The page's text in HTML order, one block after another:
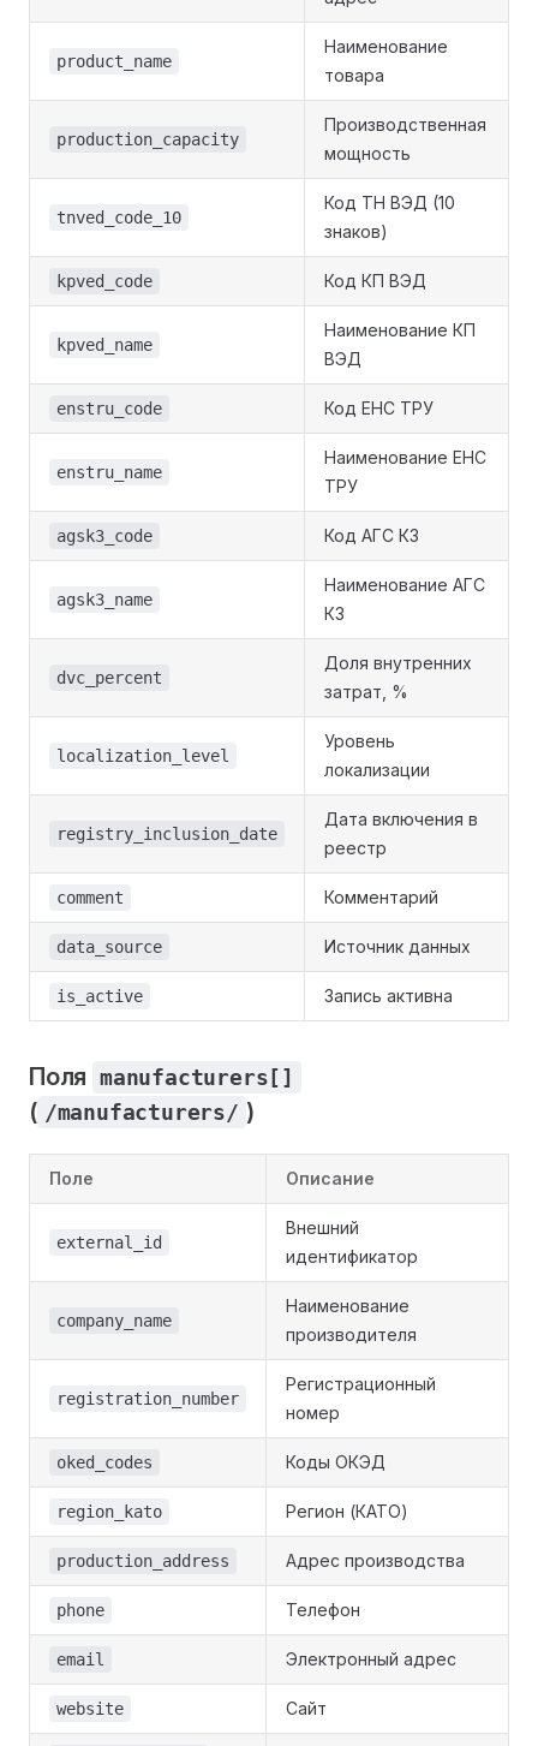
product_name
Наименование
товара
production_capacity
Производственная
мощность
tnved_code_10
Код ТН ВЭД (10
знаков)
kpved_code Код КП ВЭД
kpved_name
Наименование КП
ВЭД
enstru_code Код ЕНС ТРУ
enstru_name
Наименование ЕНС
ТРУ
agsk3_code Код АГС К3
agsk3_name
Наименование АГС
К3
dvc_percent
Доля внутренних
затрат, %
localization_level
Уровень
локализации
registry_inclusion_date
Дата включения в
реестр
comment Комментарий
data_source Источник данных
is_active Запись активна
Поля manufacturers[]
( /manufacturers/ )
Поле Описание
external_id
Внешний
идентификатор
company_name
Наименование
производителя
registration_number
Регистрационный
номер
oked_codes Коды ОКЭД
region_kato Регион (КАТО)
production_address Адрес производства
phone Телефон
email Электронный адрес
website Сайт